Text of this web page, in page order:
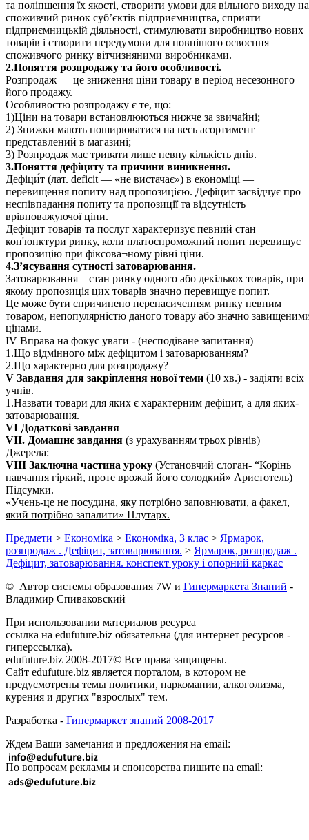
та поліпшення їх якості, створити умови для вільного виходу на
споживчий ринок суб’єктів підприємництва, сприяти
підприємницькій діяльності, стимулювати виробництво нових
товарів і створити передумови для повнішого освоєння
споживчого ринку вітчизняними виробниками.
2.Поняття розпродажу та його особливості.
Розпродаж — це зниження ціни товару в період несезонного
його продажу.
Особливостю розпродажу є те, що:
1)Ціни на товари встановлюються нижче за звичайні;
2) Знижки мають поширюватися на весь асортимент
представлений в магазині;
3) Розпродаж має тривати лише певну кількість днів.
3.Поняття дефіциту та причини виникнення.
Дефіци́т (лат. deficit — «не вистачає») в економіці —
перевищення попиту над пропозицією. Дефіцит засвідчує про
неспівпадання попиту та пропозиції та відсутність
врівноважуючої ціни.
Дефіцит товарів та послуг характеризує певний стан
кон'юнктури ринку, коли платоспроможний попит перевищує
пропозицію при фіксова¬ному рівні ціни.
4.З’ясування сутності затоварювання.
Затоварювання – стан ринку одного або декількох товарів, при
якому пропозиція цих товарів значно перевищує попит.
Це може бути спричинено перенасиченням ринку певним
товаром, непопулярністю даного товару або значно
цінами.
ІV Вправа на фокус уваги - (несподіване запитання)
1.Що відмінного між дефіцитом і затоварюванням?
2.Що характерно для розпродажу?
V Завдання для закріплення нової теми (10 хв.) - задіяти всіх
учнів.
1.Назвати товари для яких є характерним дефіцит, а для яких-
затоварювання.
VI Додаткові завдання
VІІ. Домашнє завдання (з урахуванням трьох рівнів)
Джерела:
VIII Заключна частина уроку (Установчий слоган- “Корінь
навчання гіркий, проте врожай його солодкий» Аристотель)
Підсумки.
«Учень-це не посудина, яку потрібно заповнювати, а факел,
який потрібно запалити» Плутарх.
Предмети > Економіка > Економіка, 3 клас > Ярмарок,
розпродаж . Дефіцит, затоварювання. > Ярмарок, розпродаж .
Дефіцит, затоварювання. конспект уроку і опорний каркас
© Автор системы образования 7W и Гипермаркета Знаний -
Владимир Спиваковский
При использовании материалов ресурса
ссылка на edufuture.biz обязательна (для интернет ресурсов -
гиперссылка).
edufuture.biz 2008-2017© Все права защищены.
Сайт edufuture.biz является порталом, в котором не
предусмотрены темы политики, наркомании, алкоголизма,
курения и других "взрослых" тем.
Разработка - Гипермаркет знаний 2008-2017
Ждем Ваши замечания и предложения на email:
По вопросам рекламы и спонсорства пишите на email: